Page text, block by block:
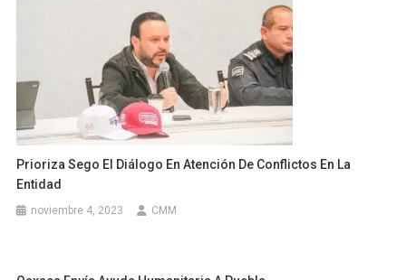
Prioriza Sego El Diálogo En Atención De Conflictos En La
Entidad
noviembre 4, 2023 CMM